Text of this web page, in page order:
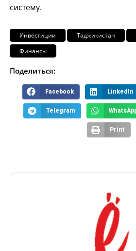
систему.
Инвестиции Таджикистан
Финансы
Поделиться:
Facebook LinkedIn
Telegram
Print